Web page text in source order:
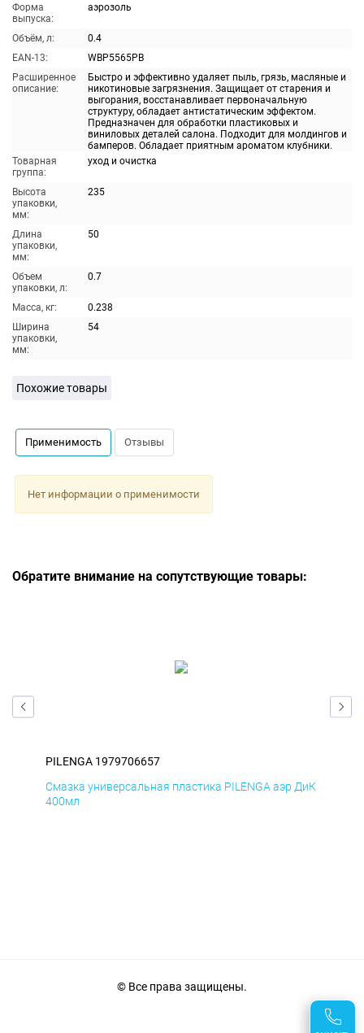
Форма
выпуска:
аэрозоль
Объём, л:
0.4
EAN-13:
WBP5565PB
Расширенное
описание:
Быстро и эффективно удаляет пыль, грязь, масляные и
никотиновые загрязнения. Защищает от старения и
выгорания, восстанавливает первоначальную
структуру, обладает антистатическим эффектом.
Предназначен для обработки пластиковых и
виниловых деталей салона. Подходит для молдингов и
бамперов. Обладает приятным ароматом клубники.
Товарная
группа:
уход и очистка
Высота
упаковки,
мм:
235
Длина
упаковки,
мм:
50
Объем
упаковки, л:
0.7
Масса, кг:
0.238
Ширина
упаковки,
мм:
54
Похожие товары
Применимость Отзывы
Нет информации о применимости
Обратите внимание на сопутствующие товары:
PILENGA 1979706657
Смазка универсальная пластика PILENGA аэр ДиК
400мл
© Все права защищены.